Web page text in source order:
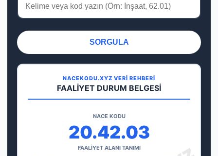
SORGULA
NACEKODU.XYZ VERİ REHBERİ
FAALİYET DURUM BELGESİ
NACE KODU
20.42.03
FAALİYET ALANI TANIMI